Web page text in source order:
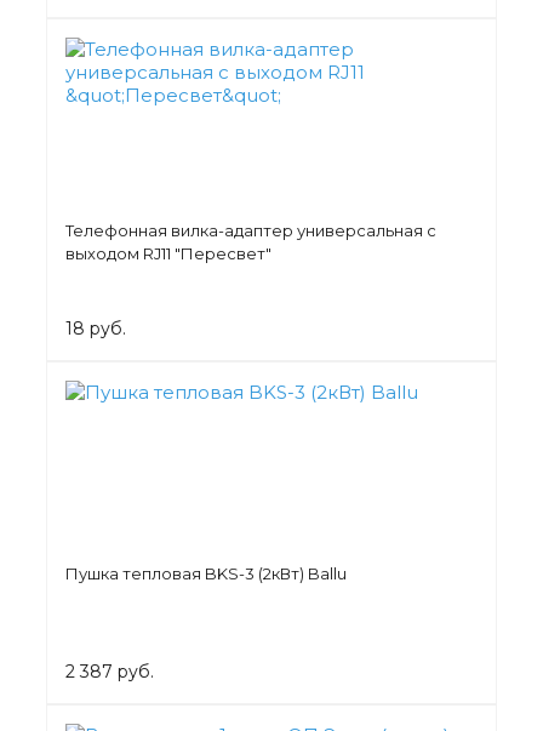
Телефонная вилка-адаптер универсальная с
выходом RJ11 "Пересвет"
18 руб.
Пушка тепловая BKS-3 (2кВт) Ballu
2 387 руб.